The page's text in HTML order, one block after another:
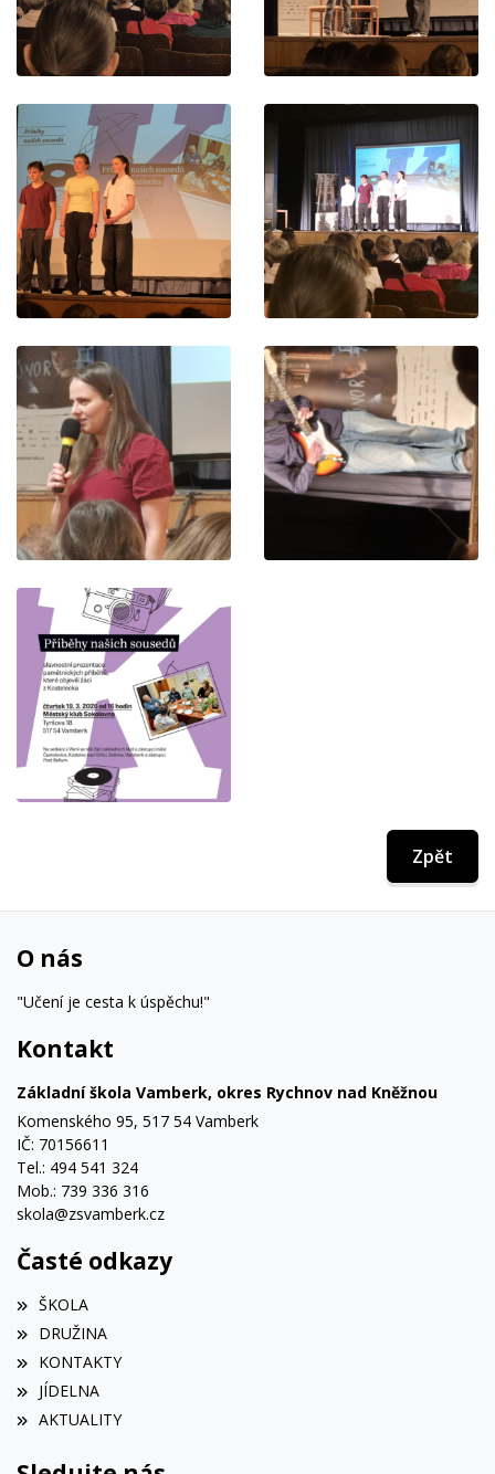
Zpět
O nás
"Učení je cesta k úspěchu!"
Kontakt
Základní škola Vamberk, okres Rychnov nad Kněžnou
Komenského 95, 517 54 Vamberk
IČ: 70156611
Tel.: 494 541 324
Mob.: 739 336 316
skola@zsvamberk.cz
Časté odkazy
ŠKOLA
DRUŽINA
KONTAKTY
JÍDELNA
AKTUALITY